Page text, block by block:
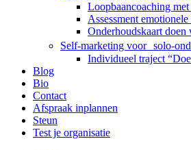
Loopbaancoaching
Assessment
Onderhoudskaart doen
Self-marketing voor solo-
Individueel traject
Blog
Bio
Contact
Afspraak inplannen
Steun
Test je organisatie